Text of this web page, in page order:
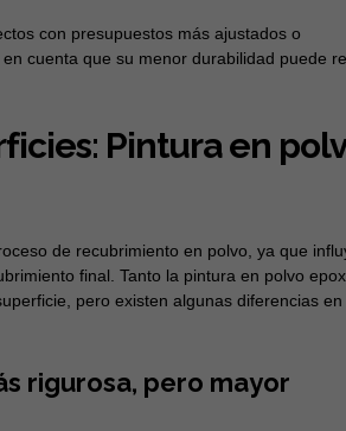
con presupuestos más ajustados o
cuenta que su menor durabilidad puede
Pintura en
de recubrimiento en polvo, ya que
final. Tanto la pintura en polvo
pero existen algunas diferencias en
rigurosa, pero mayor